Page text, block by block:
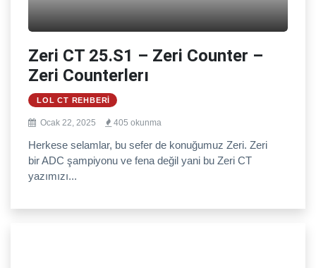
Zeri CT 25.S1 – Zeri Counter –
Zeri Counterlerı
LOL CT REHBERI
Ocak 22, 2025 405 okunma
Herkese selamlar, bu sefer de konuğumuz Zeri. Zeri
bir ADC şampiyonu ve fena değil yani bu Zeri CT
yazımızı...